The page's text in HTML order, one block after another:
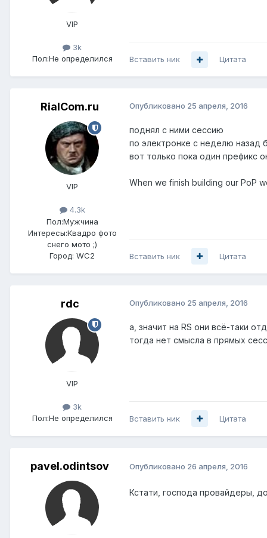
VIP
3k
Пол:Не определился Вставить ник Цитата
RialCom.ru
VIP
4.3k
Пол:Мужчина
Интересы:Квадро фото
снего мото ;)
Город: WC2
Опубликовано 25 апреля, 2016
поднял с ними сессию
по электронке с неделю назад
вот только пока один префикс
When we finish building our PoP
Вставить ник Цитата
rdc
VIP
3k
Пол:Не определился
Опубликовано 25 апреля, 2016
а, значит на RS они всё-таки
тогда нет смысла в прямых
Вставить ник Цитата
pavel.odintsov Опубликовано 26 апреля, 2016
Кстати, господа провайдеры,